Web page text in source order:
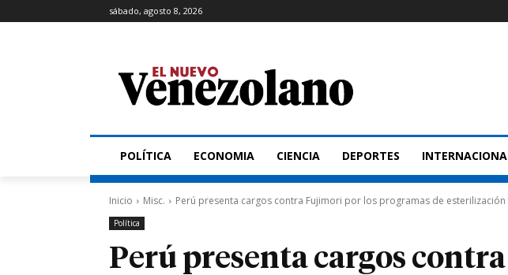
sábado, agosto 8, 2026
POLÍTICA ECONOMIA CIENCIA DEPORTES
Inicio Misc. Perú presenta cargos contra Fujimori por los programas de
Política
Perú presenta cargos